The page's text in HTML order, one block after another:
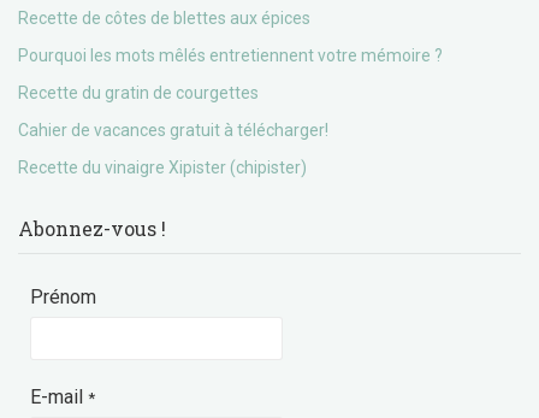
Recette de côtes de blettes aux épices
Pourquoi les mots mêlés entretiennent votre mémoire ?
Recette du gratin de courgettes
Cahier de vacances gratuit à télécharger!
Recette du vinaigre Xipister (chipister)
Abonnez-vous !
Prénom
E-mail *